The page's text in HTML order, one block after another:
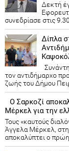
Δεκτή
συνεδρίασε στις
Δίπλα
τον αντιδήμαρχο
ζωής του Δήμου
Ο Σαρκοζί
Μέρκελ για την
Τους «καυτούς
Άγγελα Μέρκελ,
αποκαλύπτει ο